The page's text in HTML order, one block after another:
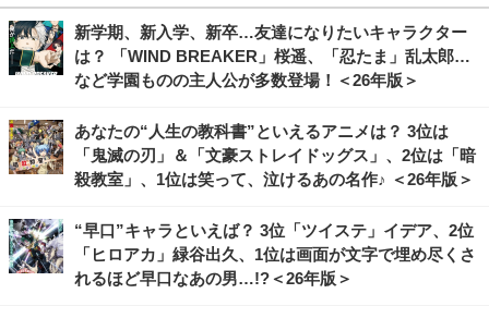
新学期、新入学、新卒…友達になりたいキャラクター
は？ 「WIND BREAKER」桜遥、「忍たま」乱太郎…
など学園ものの主人公が多数登場！＜26年版＞
あなたの“人生の教科書”といえるアニメは？ 3位は
「鬼滅の刃」＆「文豪ストレイドッグス」、2位は「暗
殺教室」、1位は笑って、泣けるあの名作♪ ＜26年版＞
“早口”キャラといえば？ 3位「ツイステ」イデア、2位
「ヒロアカ」緑谷出久、1位は画面が文字で埋め尽くさ
れるほど早口なあの男…!?＜26年版＞